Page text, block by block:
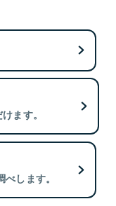
ます。
します。